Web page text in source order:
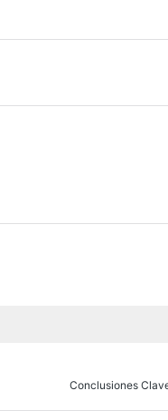
Conclusiones